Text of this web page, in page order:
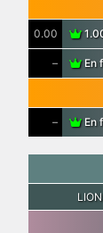
0.00
– En
– En